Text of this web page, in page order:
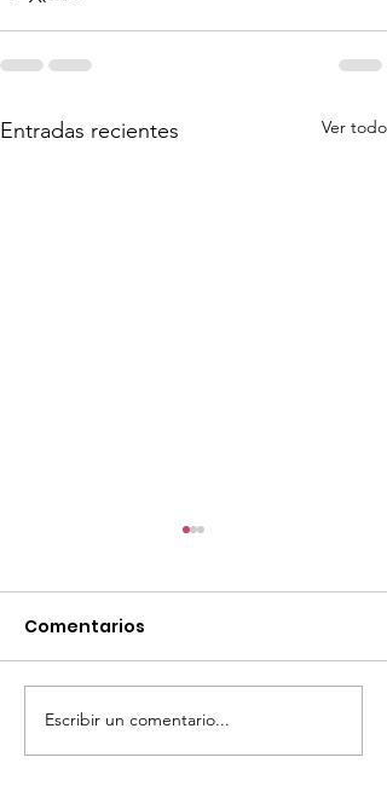
Entradas recientes Ver todo
¡Acapulco y Guerrero
se Visten de Fiesta!
Comentarios
Escribir un comentario...